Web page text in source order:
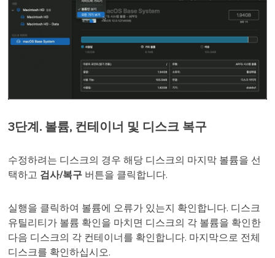
3단계. 볼륨, 컨테이너 및 디스크 복구
수정하려는 디스크의 경우 해당 디스크의 마지막 볼륨을 선
택하고 검사/복구 버튼을 클릭합니다.
실행을 클릭하여 볼륨에 오류가 있는지 확인합니다. 디스크
유틸리티가 볼륨 확인을 마치면 디스크의 각 볼륨을 확인한
다음 디스크의 각 컨테이너를 확인합니다. 마지막으로 전체
디스크를 확인하십시오.